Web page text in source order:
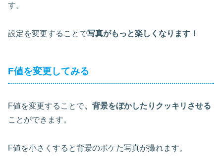
す。
設定を変更することで写真がもっと楽しくなります！
F値を変更してみる
F値を変更することで、背景をぼかしたりクッキリさせる
ことができます。
F値を小さくすると背景のボケた写真が撮れます。